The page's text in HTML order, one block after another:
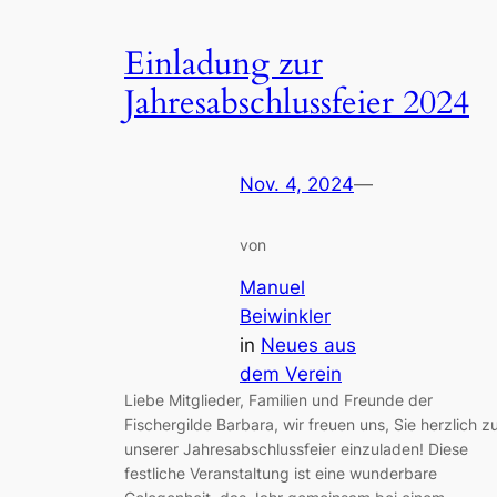
Einladung zur
Jahresabschlussfeier 2024
Nov. 4, 2024—
von
Manuel
Beiwinkler
in Neues aus
dem Verein
Liebe Mitglieder, Familien und Freunde der
Fischergilde Barbara, wir freuen uns, Sie herzlich
unserer Jahresabschlussfeier einzuladen! Diese
festliche Veranstaltung ist eine wunderbare